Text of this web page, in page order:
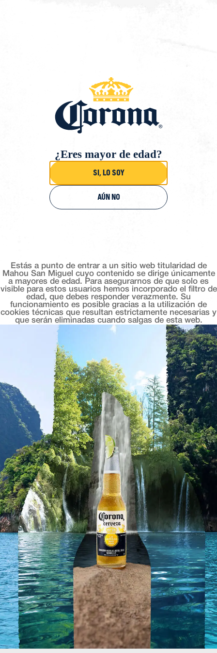
La Barrica
SELLO CORONA 2025
Calle Rafael Perez del Alamo Loja, 18300 Granada Spain
Tapas que saben a tradición, ambiente que
abraza. en el corazón de granada, la barrica
ofrece el plan perfecto para desconectar,
compartir y dejarse llevar por la esencia del sur. el
broche de oro: ver caer el sol con una corona en
mano y la mejor compañía.
CÓMO LLEGAR
COMPARTIR
Inicio
Cerveza Corona
Corona Cero
Tienda
Sunset Spots 2026
Planes Corona
Aviso Legal
Política de Privacidad
Ajustes de privacidad
AB inbev
Contacto
Talk to ab inveb
¿Eres mayor de edad?
Si, lo soy
Aún no
Estás a punto de entrar a un sitio web titularidad de
Mahou San Miguel cuyo contenido se dirige únicamente
a mayores de edad. Para asegurarnos de que solo es
visible para estos usuarios hemos incorporado el filtro de
edad, que debes responder verazmente. Su
funcionamiento es posible gracias a la utilización de
cookies técnicas que resultan estrictamente necesarias y
que serán eliminadas cuando salgas de esta web.